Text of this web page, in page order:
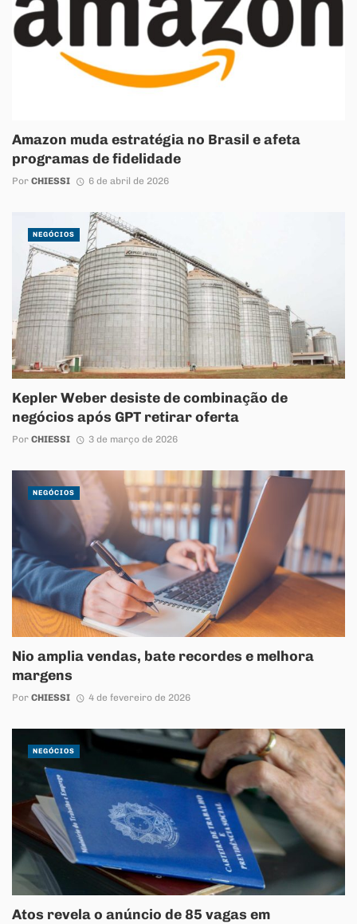
Amazon muda estratégia no Brasil e afeta
programas de fidelidade
Por CHIESSI 6 de abril de 2026
Kepler Weber desiste de combinação de
negócios após GPT retirar oferta
Por CHIESSI 3 de março de 2026
NEGÓCIOS
Nio amplia vendas, bate recordes e melhora
margens
Por CHIESSI 4 de fevereiro de 2026
NEGÓCIOS
Atos revela o anúncio de 85 vagas em
NEGÓCIOS